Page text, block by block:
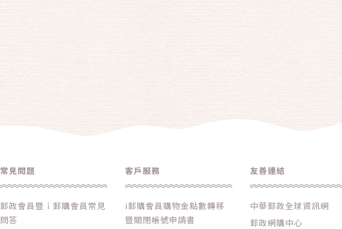
常見問題
郵政會員暨ｉ郵購會員常見
問答
客戶服務
i郵購會員購物金點數轉移
暨關閉帳號申請書
友善連結
中華郵政全球資訊網
郵政網購中心